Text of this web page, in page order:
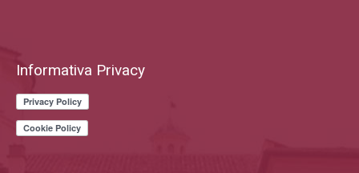
Informativa Privacy